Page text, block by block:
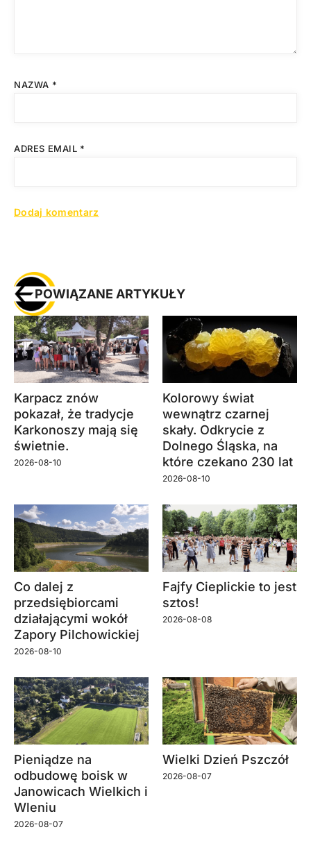
NAZWA *
ADRES EMAIL *
POWIĄZANE ARTYKUŁY
Karpacz znów
pokazał, że tradycje
Karkonoszy mają się
świetnie.
2026-08-10
Kolorowy świat
wewnątrz czarnej
skały. Odkrycie z
Dolnego Śląska, na
które czekano 230 lat
2026-08-10
Co dalej z
przedsiębiorcami
działającymi wokół
Zapory Pilchowickiej
2026-08-10
Fajfy Cieplickie to jest
sztos!
2026-08-08
Pieniądze na
odbudowę boisk w
Janowicach Wielkich i
Wleniu
2026-08-07
Wielki Dzień Pszczół
2026-08-07